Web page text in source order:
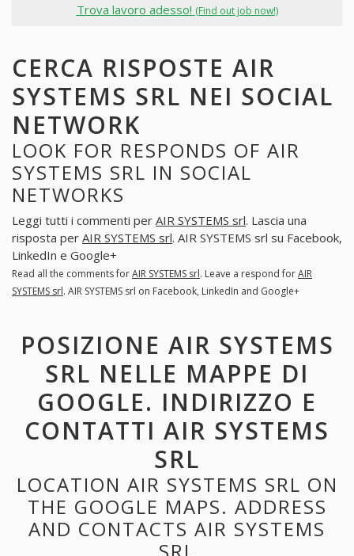
Trova lavoro adesso! (Find out job now!)
CERCA RISPOSTE AIR
SYSTEMS SRL NEI SOCIAL
NETWORK
LOOK FOR RESPONDS OF AIR
SYSTEMS SRL IN SOCIAL
NETWORKS
Leggi tutti i commenti per AIR SYSTEMS srl. Lascia una
risposta per AIR SYSTEMS srl. AIR SYSTEMS srl su Facebook,
LinkedIn e Google+
Read all the comments forAIR SYSTEMS srl. Leave a respond forAIR
SYSTEMS srl. AIR SYSTEMS srl on Facebook, LinkedIn and Google+
POSIZIONE AIR SYSTEMS
SRL NELLE MAPPE DI
GOOGLE. INDIRIZZO E
CONTATTI AIR SYSTEMS
SRL
LOCATION AIR SYSTEMS SRL ON
THE GOOGLE MAPS. ADDRESS
AND CONTACTS AIR SYSTEMS
SRL